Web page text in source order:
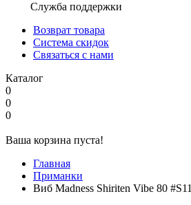
Служба поддержки
Возврат товара
Система скидок
Связаться с нами
Каталог
0
0
0
Ваша корзина пуста!
Главная
Приманки
Виб Madness Shiriten Vibe 80 #S11